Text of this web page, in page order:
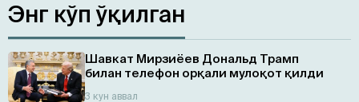
Энг кўп ўқилган
Шавкат Мирзиёев Дональд Трамп
билан телефон орқали мулоқот қилди
3 кун аввал